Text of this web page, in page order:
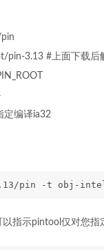
pin-3.13 #上面下载后
定编译ia32
pin -t obj-
指示pintool仅对您指